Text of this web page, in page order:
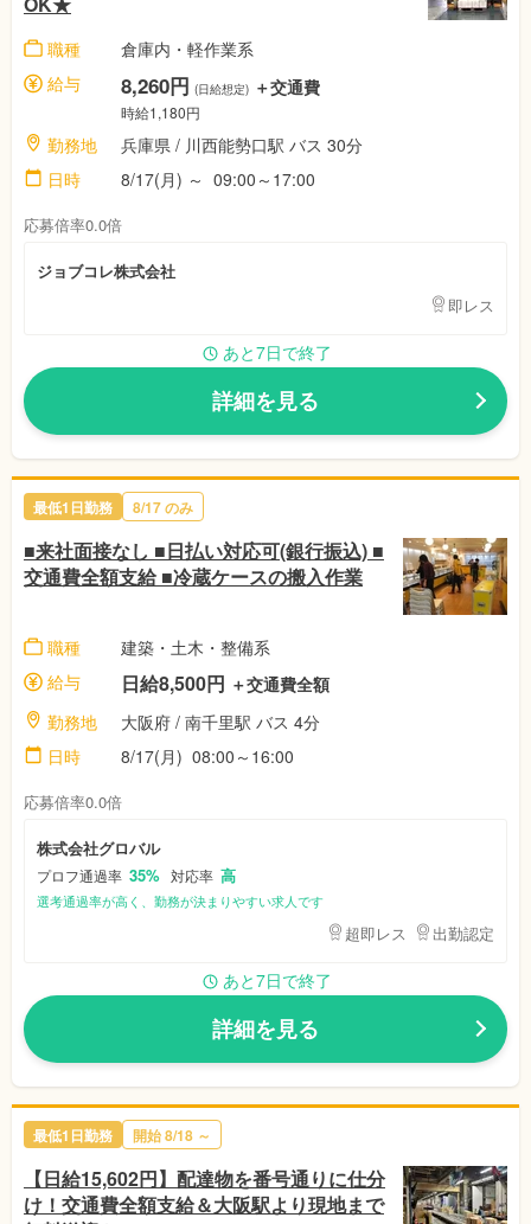
職種
倉庫内・軽作業系
給与
8,260円 (日給想定) ＋交通費
時給1,180円
勤務地
兵庫県 / 川西能勢口駅 バス 30分
日時
8/17(月) ～ 09:00～17:00
応募倍率0.0倍
ジョブコレ株式会社
即レス
あと7日で終了
詳細を見る
最低1日勤務 8/17 のみ
■来社面接なし ■日払い対応可(銀行振込) ■
交通費全額支給 ■冷蔵ケースの搬入作業
職種
建築・土木・整備系
給与
日給8,500円 ＋交通費全額
勤務地
大阪府 / 南千里駅 バス 4分
日時
8/17(月) 08:00～16:00
応募倍率0.0倍
株式会社グロバル
プロフ通過率 35% 対応率 高
選考通過率が高く、勤務が決まりやすい求人です
超即レス 出勤認定
あと7日で終了
詳細を見る
最低1日勤務 開始 8/18 ～
【日給15,602円】配達物を番号通りに仕分
け！交通費全額支給＆大阪駅より現地まで